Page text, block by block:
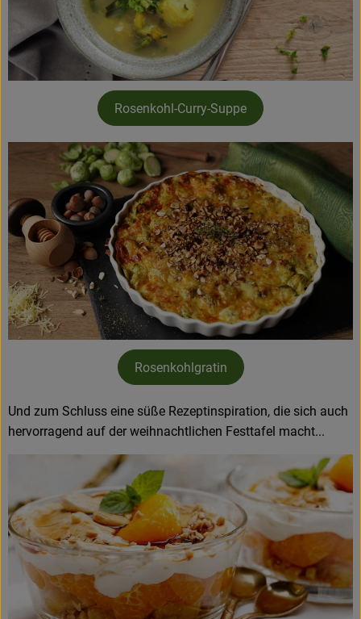
Rosenkohl-Curry-Suppe
Rosenkohlgratin
Und zum Schluss eine süße Rezeptinspiration, die sich auch
hervorragend auf der weihnachtlichen Festtafel macht...